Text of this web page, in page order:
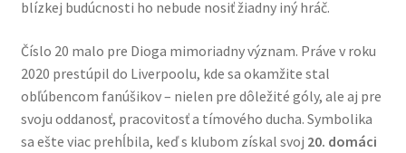
blízkej budúcnosti ho nebude nosiť žiadny iný hráč.
Číslo 20 malo pre Dioga mimoriadny význam. Práve v roku
2020 prestúpil do Liverpoolu, kde sa okamžite stal
obľúbencom fanúšikov – nielen pre dôležité góly, ale aj pre
svoju oddanosť, pracovitosť a tímového ducha. Symbolika
sa ešte viac prehĺbila, keď s klubom získal svoj 20. domáci